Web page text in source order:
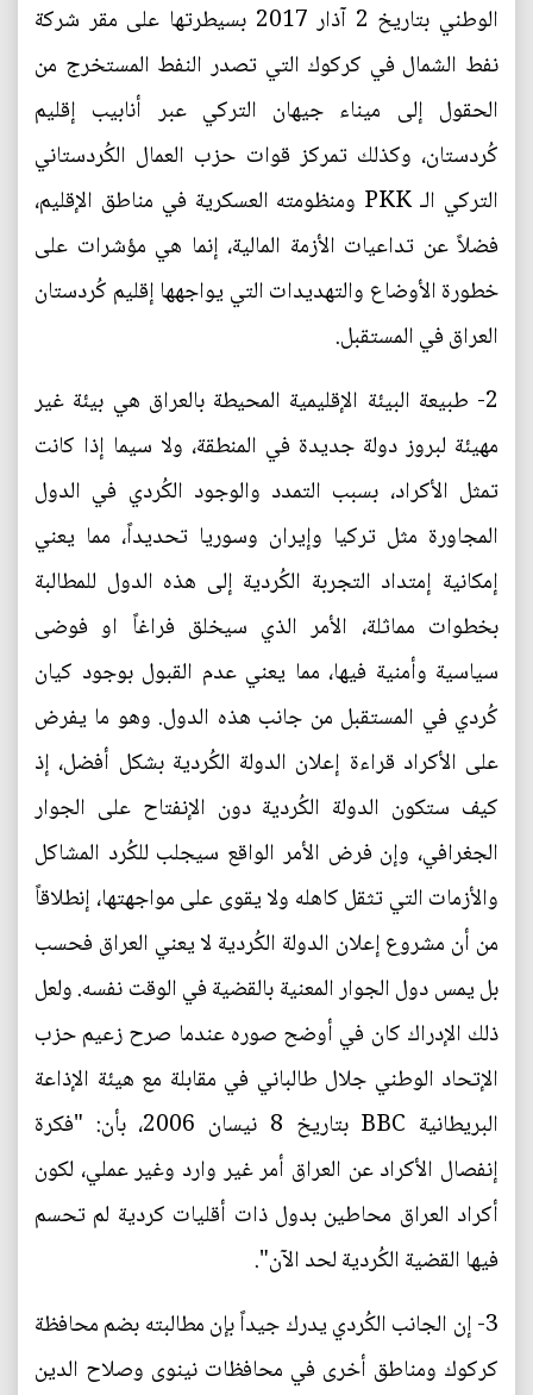
الوطني بتاريخ 2 آذار 2017 بسيطرتها على مقر شركة
نفط الشمال في كركوك التي تصدر النفط المستخرج من
الحقول إلى ميناء جيهان التركي عبر أنابيب إقليم
كُردستان، وكذلك تمركز قوات حزب العمال الكُردستاني
التركي الـ PKK ومنظومته العسكرية في مناطق الإقليم،
فضلاً عن تداعيات الأزمة المالية، إنما هي مؤشرات على
خطورة الأوضاع والتهديدات التي يواجهها إقليم كُردستان
العراق في المستقبل.
2- طبيعة البيئة الإقليمية المحيطة بالعراق هي بيئة غير
مهيئة لبروز دولة جديدة في المنطقة، ولا سيما إذا كانت
تمثل الأكراد، بسبب التمدد والوجود الكُردي في الدول
المجاورة مثل تركيا وإيران وسوريا تحديداً، مما يعني
إمكانية إمتداد التجربة الكُردية إلى هذه الدول للمطالبة
بخطوات مماثلة، الأمر الذي سيخلق فراغاً او فوضى
سياسية وأمنية فيها، مما يعني عدم القبول بوجود كيان
كُردي في المستقبل من جانب هذه الدول. وهو ما يفرض
على الأكراد قراءة إعلان الدولة الكُردية بشكل أفضل، إذ
كيف ستكون الدولة الكُردية دون الإنفتاح على الجوار
الجغرافي، وإن فرض الأمر الواقع سيجلب للكُرد المشاكل
والأزمات التي تثقل كاهله ولا يقوى على مواجهتها، إنطلاقاً
من أن مشروع إعلان الدولة الكُردية لا يعني العراق فحسب
بل يمس دول الجوار المعنية بالقضية في الوقت نفسه. ولعل
ذلك الإدراك كان في أوضح صوره عندما صرح زعيم حزب
الإتحاد الوطني جلال طالباني في مقابلة مع هيئة الإذاعة
البريطانية BBC بتاريخ 8 نيسان 2006، بأن: "فكرة
إنفصال الأكراد عن العراق أمر غير وارد وغير عملي، لكون
أكراد العراق محاطين بدول ذات أقليات كردية لم تحسم
فيها القضية الكُردية لحد الآن".
3- إن الجانب الكُردي يدرك جيداً بإن مطالبته بضم محافظة
كركوك ومناطق أخرى في محافظات نينوى وصلاح الدين